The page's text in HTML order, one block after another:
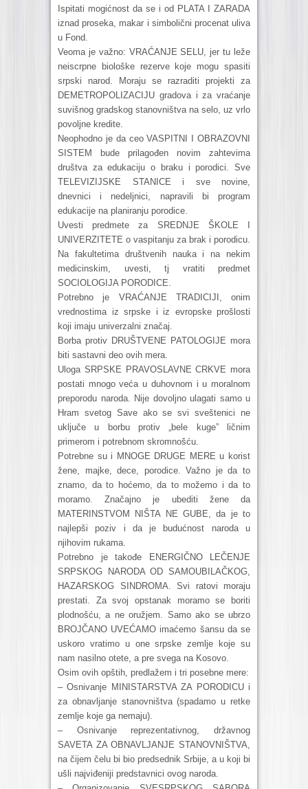
Ispitati mogićnost da se i od PLATA I ZARADA
iznad proseka, makar i simbolični procenat uliva
u Fond.
Veoma je važno: VRAĆANJE SELU, jer tu leže
neiscrpne biološke rezerve koje mogu spasiti
srpski narod. Moraju se razraditi projekti za
DEMETROPOLIZACIJU gradova i za vraćanje
suvišnog gradskog stanovništva na selo, uz vrlo
povoljne kredite.
Neophodno je da ceo VASPITNI I OBRAZOVNI
SISTEM bude prilagođen novim zahtevima
društva za edukaciju o braku i porodici. Sve
TELEVIZIJSKE STANICE i sve novine,
dnevnici i nedeljnici, napravili bi program
edukacije na planiranju porodice.
Uvesti predmete za SREDNJE ŠKOLE I
UNIVERZITETE o vaspitanju za brak i porodicu.
Na fakultetima društvenih nauka i na nekim
medicinskim, uvesti, tj vratiti predmet
SOCIOLOGIJA PORODICE.
Potrebno je VRAĆANJE TRADICIJI, onim
vrednostima iz srpske i iz evropske prošlosti
koji imaju univerzalni značaj.
Borba protiv DRUŠTVENE PATOLOGIJE mora
biti sastavni deo ovih mera.
Uloga SRPSKE PRAVOSLAVNE CRKVE mora
postati mnogo veća u duhovnom i u moralnom
preporodu naroda. Nije dovoljno ulagati samo u
Hram svetog Save ako se svi sveštenici ne
uključe u borbu protiv „bele kuge” ličnim
primerom i potrebnom skromnošću.
Potrebne su i MNOGE DRUGE MERE u korist
žene, majke, dece, porodice. Važno je da to
znamo, da to hoćemo, da to možemo i da to
moramo. Značajno je ubediti žene da
MATERINSTVOM NIŠTA NE GUBE, da je to
najlepši poziv i da je budućnost naroda u
njihovim rukama.
Potrebno je takođe ENERGIČNO LEČENJE
SRPSKOG NARODA OD SAMOUBILAČKOG,
HAZARSKOG SINDROMA. Svi ratovi moraju
prestati. Za svoj opstanak moramo se boriti
plodnošću, a ne oružjem. Samo ako se ubrzo
BROJČANO UVEĆAMO imaćemo šansu da se
uskoro vratimo u one srpske zemlje koje su
nam nasilno otete, a pre svega na Kosovo.
Osim ovih opštih, predlažem i tri posebne mere:
– Osnivanje MINISTARSTVA ZA PORODICU i
za obnavljanje stanovništva (spadamo u retke
zemlje koje ga nemaju).
– Osnivanje reprezentativnog, državnog
SAVETA ZA OBNAVLJANJE STANOVNIŠTVA,
na čijem čelu bi bio predsednik Srbije, a u koji bi
ušli najviđeniji predstavnici ovog naroda.